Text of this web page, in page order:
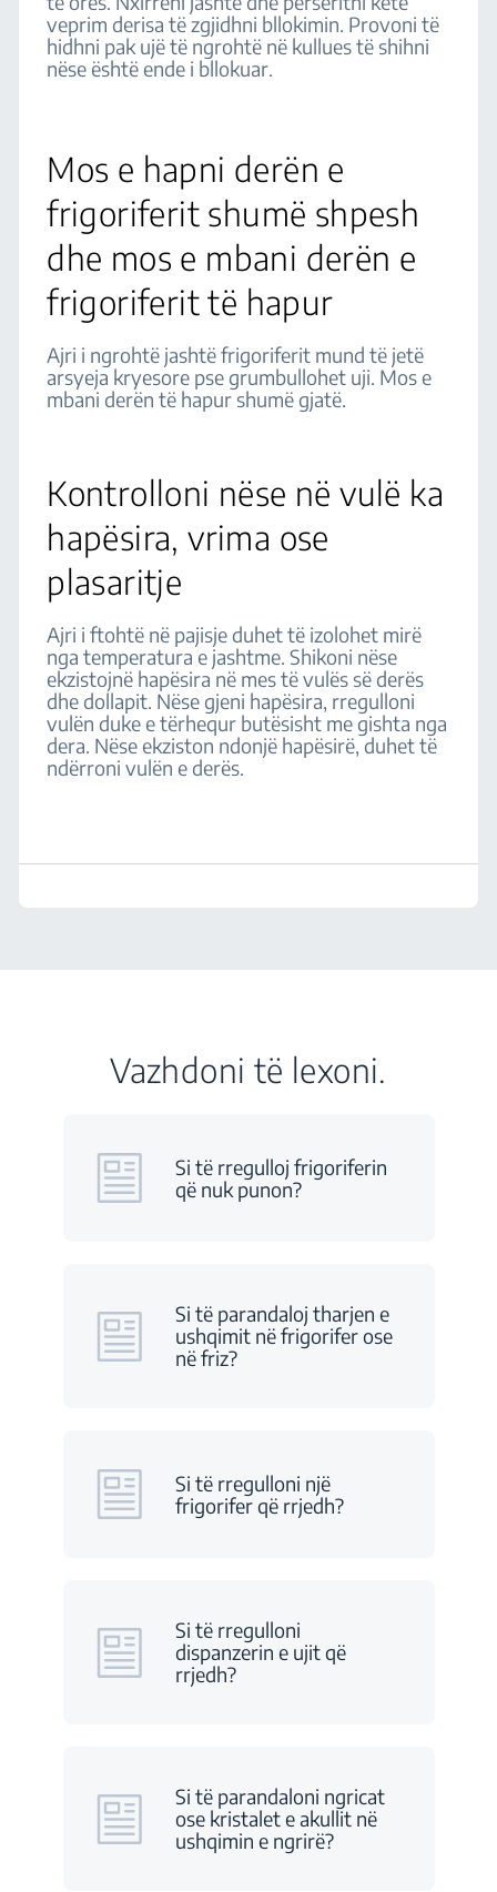
veprim derisa të zgjidhni bllokimin. Provoni të
hidhni pak ujë të ngrohtë në kullues të shihni
nëse është ende i bllokuar.
Mos e hapni derën e
frigoriferit shumë shpesh
dhe mos e mbani derën e
frigoriferit të hapur
Ajri i ngrohtë jashtë frigoriferit mund të jetë
arsyeja kryesore pse grumbullohet uji. Mos e
mbani derën të hapur shumë gjatë.
Kontrolloni nëse në vulë ka
hapësira, vrima ose
plasaritje
Ajri i ftohtë në pajisje duhet të izolohet mirë
nga temperatura e jashtme. Shikoni nëse
ekzistojnë hapësira në mes të vulës së derës
dhe dollapit. Nëse gjeni hapësira, rregulloni
vulën duke e tërhequr butësisht me gishta nga
dera. Nëse ekziston ndonjë hapësirë, duhet të
ndërroni vulën e derës.
Vazhdoni të lexoni.
Si të rregulloj frigoriferin
që nuk punon?
Si të parandaloj tharjen e
ushqimit në frigorifer ose
në friz?
Si të rregulloni një
frigorifer që rrjedh?
Si të rregulloni
dispanzerin e ujit që
rrjedh?
Si të parandaloni ngricat
ose kristalet e akullit në
ushqimin e ngrirë?